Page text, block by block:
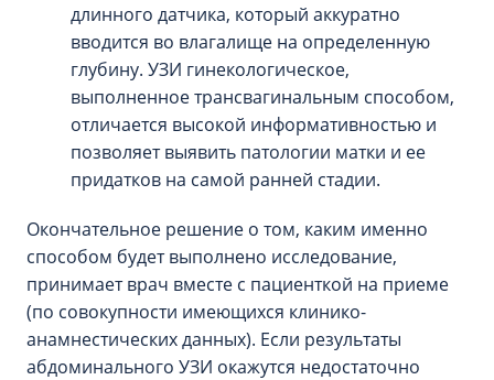
длинного датчика, который аккуратно
вводится во влагалище на определенную
глубину. УЗИ гинекологическое,
выполненное трансвагинальным способом,
отличается высокой информативностью и
позволяет выявить патологии матки и ее
придатков на самой ранней стадии.
Окончательное решение о том, каким именно
способом будет выполнено исследование,
принимает врач вместе с пациенткой на приеме
(по совокупности имеющихся клинико-
анамнестических данных). Если результаты
абдоминального УЗИ окажутся недостаточно